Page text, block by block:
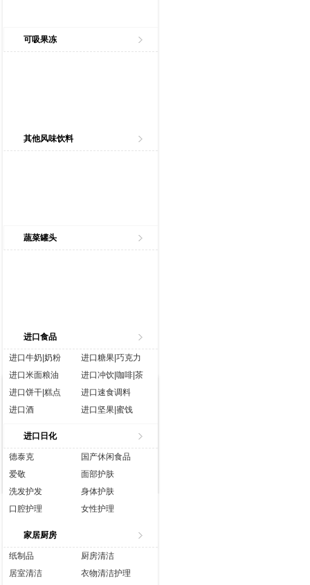
可吸果冻
其他风味饮料
蔬菜罐头
进口食品
进口牛奶|奶粉
进口糖果|巧克力
进口米面粮油
进口冲饮|咖啡|茶
进口饼干|糕点
进口速食调料
进口酒
进口坚果|蜜饯
进口日化
德泰克
国产休闲食品
爱敬
面部护肤
洗发护发
身体护肤
口腔护理
女性护理
家居厨房
纸制品
厨房清洁
居室清洁
衣物清洁护理